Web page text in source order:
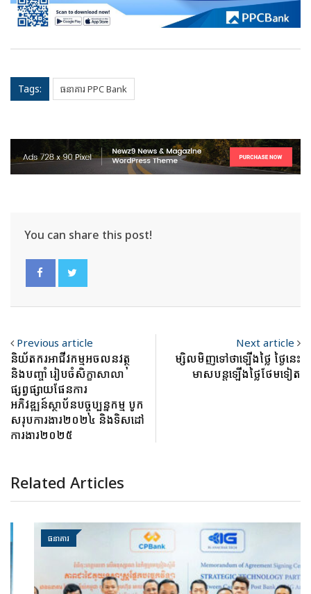
Tags: ធនាគារ PPC Bank
You can share this post!
Previous article
និយ័តករអាជីវកម្មអចលនវត្ថុ
និងបញ្ចាំ រៀបចំសិក្ខាសាលា
ផ្សព្វផ្សាយផែនការ
អភិវឌ្ឍន៍ស្ថាប័នបច្ចុប្បន្នកម្ម បូក
សរុបការងារ២០២៤ និងទិសដៅ
ការងារ២០២៥
Next article
ម្សិលមិញទៅថាឡើងថ្លៃ ថ្ងៃនេះ
មាសបន្តឡើងថ្លៃថែមទៀត
Related Articles